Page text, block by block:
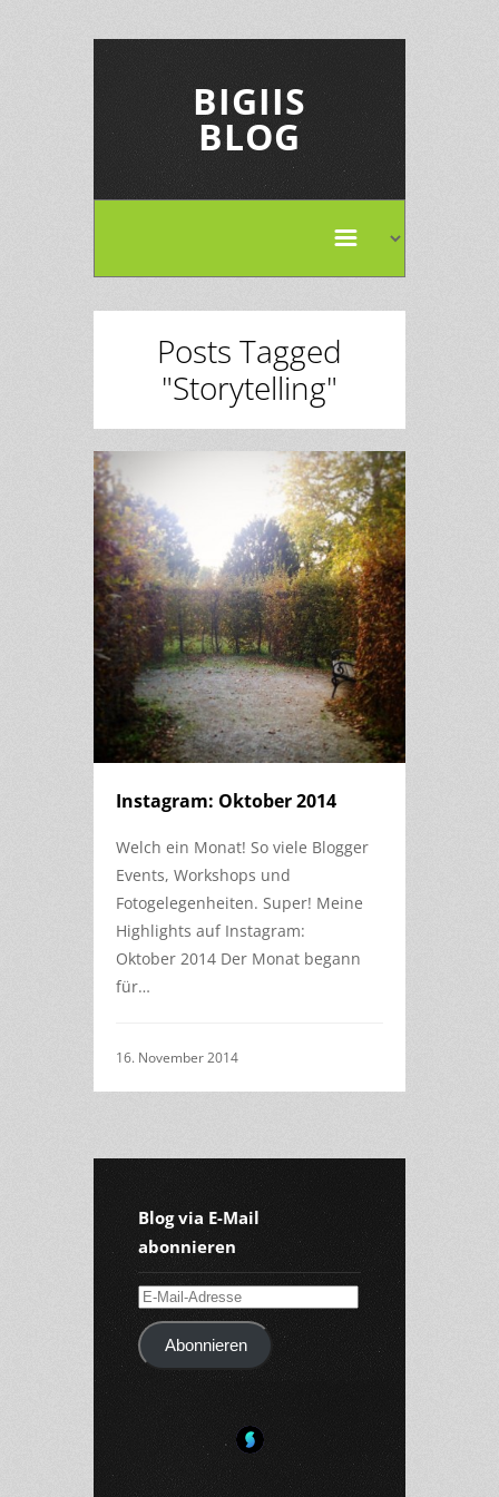
BIGIIS
BLOG
Posts Tagged
"Storytelling"
Instagram: Oktober 2014
Welch ein Monat! So viele Blogger
Events, Workshops und
Fotogelegenheiten. Super! Meine
Highlights auf Instagram:
Oktober 2014 Der Monat begann
für…
16. November 2014
Blog via E-Mail
abonnieren
E-
Mail-
AdresseAbonnieren